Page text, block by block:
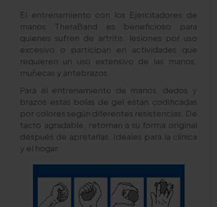
El entrenamiento con los Ejercitadores de
manos TheraBand es beneficioso para
quienes sufren de artritis, lesiones por uso
excesivo o participan en actividades que
requieren un uso extensivo de las manos,
muñecas y antebrazos.
Para el entrenamiento de manos, dedos y
brazos estas bolas de gel están codificadas
por colores según diferentes resistencias. De
tacto agradable, retornan a su forma original
después de apretarlas. Ideales para la clínica
y el hogar.